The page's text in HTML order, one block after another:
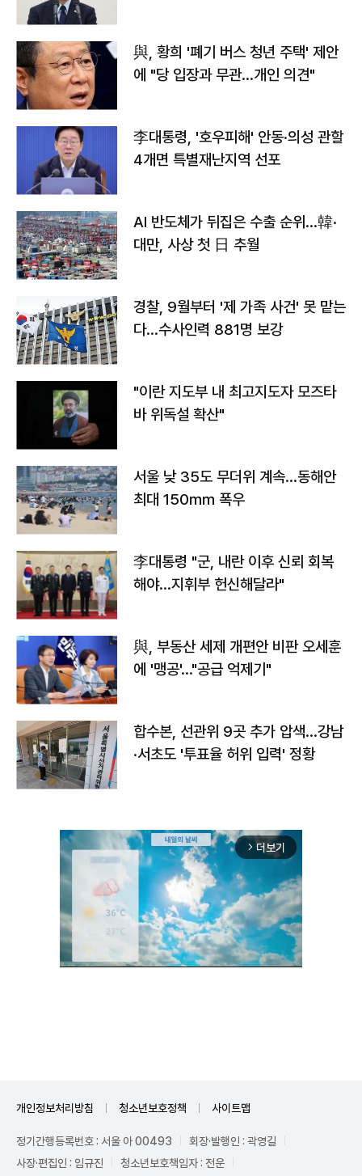
與, 황희 '폐기 버스 청년 주택' 제안
에 "당 입장과 무관…개인 의견"
李대통령, '호우피해' 안동·의성 관할
4개면 특별재난지역 선포
AI 반도체가 뒤집은 수출 순위…韓·
대만, 사상 첫 日 추월
경찰, 9월부터 '제 가족 사건' 못 맡는
다…수사인력 881명 보강
"이란 지도부 내 최고지도자 모즈타
바 위독설 확산"
서울 낮 35도 무더위 계속…동해안
최대 150㎜ 폭우
李대통령 "군, 내란 이후 신뢰 회복
해야…지휘부 헌신해달라"
與, 부동산 세제 개편안 비판 오세훈
에 '맹공'…"공급 억제기"
합수본, 선관위 9곳 추가 압색…강남
·서초도 '투표율 허위 입력' 정황
arrow_forward_ios 더보기
개인정보처리방침 청소년보호정책 사이트맵
정기간행등록번호 : 서울 아 00493
회장·발행인 : 곽영길
사장·편집인 : 임규진
청소년보호책임자 : 전운